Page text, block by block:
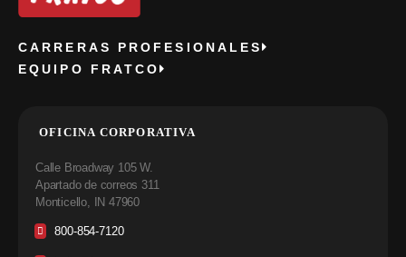
CARRERAS PROFESIONALES
EQUIPO FRATCO
OFICINA CORPORATIVA
Calle Broadway 105 W.
Apartado de correos 311
Monticello, IN 47960
800-854-7120